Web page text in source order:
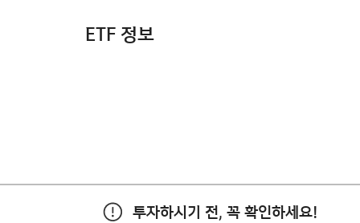
ETF 정보
투자하시기 전, 꼭 확인하세요!